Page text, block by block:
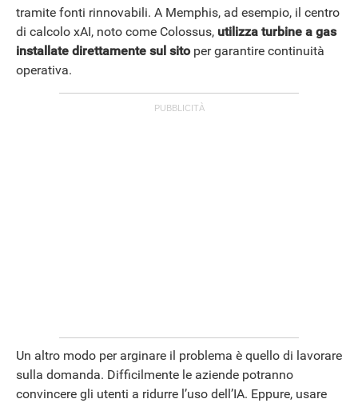
tramite fonti rinnovabili. A Memphis, ad esempio, il centro
di calcolo xAI, noto come Colossus, utilizza turbine a gas
installate direttamente sul sitoper garantire continuità
operativa.
Un altro modo per arginare il problema è quello di lavorare
sulla domanda. Difficilmente le aziende potranno
convincere gli utenti a ridurre l’uso dell’IA. Eppure, usare